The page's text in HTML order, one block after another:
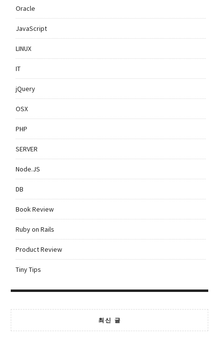
Oracle
JavaScript
LINUX
IT
jQuery
OSX
PHP
SERVER
Node.JS
DB
Book Review
Ruby on Rails
Product Review
Tiny Tips
최신 글